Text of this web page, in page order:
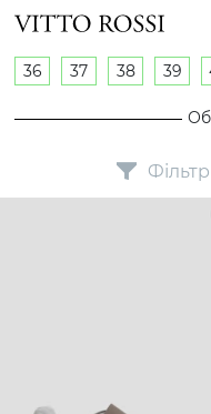
36 37 38 39
Фільтр